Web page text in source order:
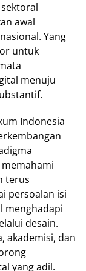
awal
Yang
untuk
menuju
Indonesia
terus
persoalan isi
menghadapi
desain.
akademisi, dan
yang adil.